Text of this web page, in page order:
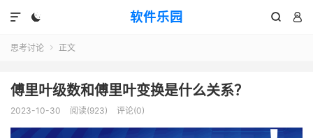
软件乐园 
 

思考讨论  正文
傅里叶级数和傅里叶变换是什么关系？
2023-10-30 阅读(923) 评论(0)